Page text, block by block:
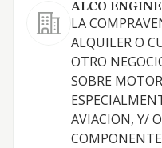
ALCO
LA
ALQUILER O
OTRO
SOBRE
AVIACION, Y/